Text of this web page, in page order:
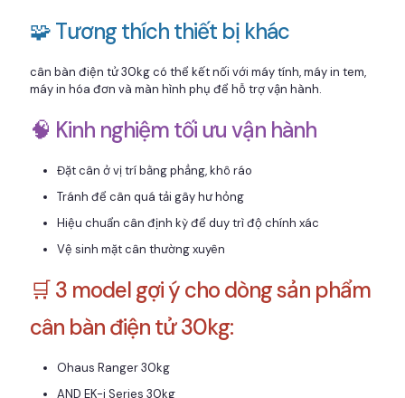
🧩 Tương thích thiết bị khác
cân bàn điện tử 30kg có thể kết nối với máy tính, máy in tem,
máy in hóa đơn và màn hình phụ để hỗ trợ vận hành.
🧠 Kinh nghiệm tối ưu vận hành
Đặt cân ở vị trí bằng phẳng, khô ráo
Tránh để cân quá tải gây hư hỏng
Hiệu chuẩn cân định kỳ để duy trì độ chính xác
Vệ sinh mặt cân thường xuyên
🛒 3 model gợi ý cho dòng sản phẩm
cân bàn điện tử 30kg:
Ohaus Ranger 30kg
AND EK-i Series 30kg